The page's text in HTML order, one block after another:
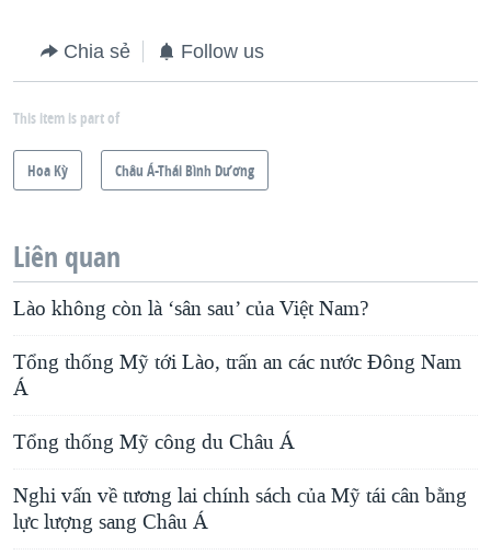
Chia sẻ Follow us
This item is part of
Hoa Kỳ Châu Á-Thái Bình Dương
Liên quan
Lào không còn là ‘sân sau’ của Việt Nam?
Tổng thống Mỹ tới Lào, trấn an các nước Đông Nam
Á
Tổng thống Mỹ công du Châu Á
Nghi vấn về tương lai chính sách của Mỹ tái cân bằng
lực lượng sang Châu Á